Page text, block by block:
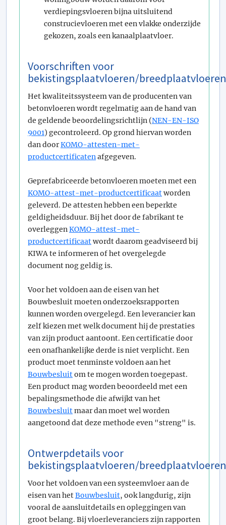
verdiepingsvloeren bijna uitsluitend
construcievloeren met een vlakke onderzijde
gekozen, zoals een kanaalplaatvloer.
Voorschriften voor
bekistingsplaatvloeren/breedplaatvloeren
Het kwaliteitssysteem van de producenten van
betonvloeren wordt regelmatig aan de hand van
de geldende beoordelingsrichtlijn (NEN-EN-ISO
9001) gecontroleerd. Op grond hiervan worden
dan doorKOMO-attesten-met-
productcertificatenafgegeven.
Geprefabriceerde betonvloeren moeten met een
KOMO-attest-met-productcertificaatworden
geleverd. De attesten hebben een beperkte
geldigheidsduur. Bij het door de fabrikant te
overleggenKOMO-attest-met-
productcertificaatwordt daarom geadviseerd bij
KIWA te informeren of het overgelegde
document nog geldig is.
Voor het voldoen aan de eisen van het
Bouwbesluit moeten onderzoeksrapporten
kunnen worden overgelegd. Een leverancier kan
zelf kiezen met welk document hij de prestaties
van zijn product aantoont. Een certificatie door
een onafhankelijke derde is niet verplicht. Een
product moet tenminste voldoen aan het
Bouwbesluitom te mogen worden toegepast.
Een product mag worden beoordeeld met een
bepalingsmethode die afwijkt van het
Bouwbesluitmaar dan moet wel worden
aangetoond dat deze methode even "streng" is.
Ontwerpdetails voor
bekistingsplaatvloeren/breedplaatvloeren
Voor het voldoen van een systeemvloer aan de
eisen van hetBouwbesluit, ook langdurig, zijn
vooral de aansluitdetails en opleggingen van
groot belang. Bij vloerleveranciers zijn rapporten